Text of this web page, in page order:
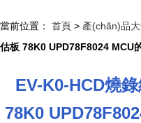
當前位置： 首頁 > 產(chǎn)品
估板 78K0 UPD78F8024 MCU
EV-K0-HCD燒
78K0